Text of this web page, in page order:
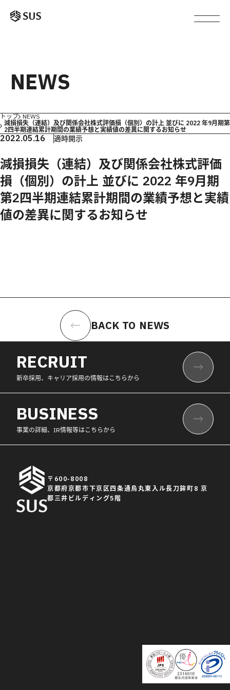
NEWS
トップ NEWS
減損損失（連結）及び関係会社株式評価損（個別）の計上 並びに 2022 年9月期第
2四半期連結累計期間の業績予想と実績値の差異に関するお知らせ
2022.05.16 適時開示
減損損失（連結）及び関係会社株式評価
損（個別）の計上 並びに 2022 年9月期
第2四半期連結累計期間の業績予想と実績
値の差異に関するお知らせ
BACK TO NEWS
RECRUIT
新卒採用、キャリア採用の情報はこちらから
BUSINESS
事業の詳細、IR情報等はこちらから
〒600-8008
京都府京都市下京区四条通烏丸東入ル長刀鉾町8 京
都三井ビルディング5階